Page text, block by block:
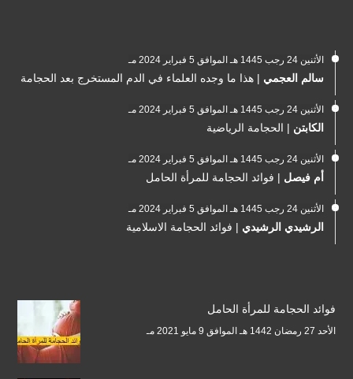
الأثنين 24 رجب 1445 هـ الموافق 5 فبراير 2024 مـ
سالم العجمي | هذا ما وجده العلماء في الدم المستخرج بعد الحجامة
الأثنين 24 رجب 1445 هـ الموافق 5 فبراير 2024 مـ
الكابتن | الحجامة الرياضية
الأثنين 24 رجب 1445 هـ الموافق 5 فبراير 2024 مـ
أم فيصل | فوائد الحجامة للمرأة الحامل
الأثنين 24 رجب 1445 هـ الموافق 5 فبراير 2024 مـ
الرشيدي الرشيدي | فوائد الحجامة الاسلامية
فوائد الحجامة للمرأة الحامل
الأحد 27 رمضان 1442 هـ الموافق 9 مايو 2021 مـ